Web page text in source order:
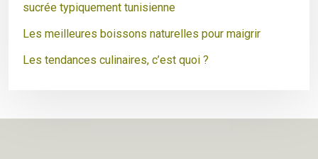
sucrée typiquement tunisienne
Les meilleures boissons naturelles pour maigrir
Les tendances culinaires, c’est quoi ?